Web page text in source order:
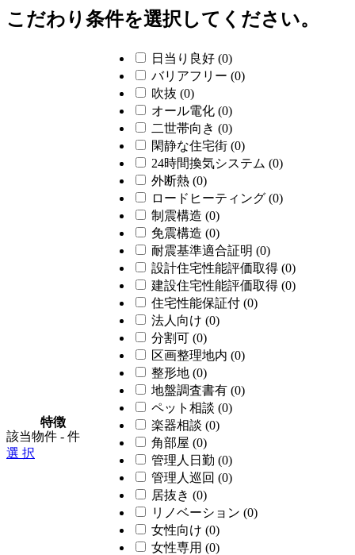
こだわり条件を選択してください。
特徴
日当り良好 (0)
バリアフリー (0)
吹抜 (0)
オール電化 (0)
二世帯向き (0)
閑静な住宅街 (0)
24時間換気システム (0)
外断熱 (0)
ロードヒーティング (0)
制震構造 (0)
免震構造 (0)
耐震基準適合証明 (0)
設計住宅性能評価取得 (0)
建設住宅性能評価取得 (0)
住宅性能保証付 (0)
法人向け (0)
分割可 (0)
区画整理地内 (0)
整形地 (0)
地盤調査書有 (0)
ペット相談 (0)
楽器相談 (0)
角部屋 (0)
管理人日勤 (0)
管理人巡回 (0)
居抜き (0)
リノベーション (0)
女性向け (0)
女性専用 (0)
該当物件 - 件
選 択